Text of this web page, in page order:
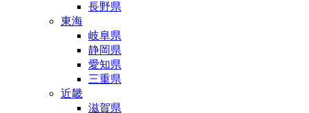
長野県
東海
岐阜県
静岡県
愛知県
三重県
近畿
滋賀県